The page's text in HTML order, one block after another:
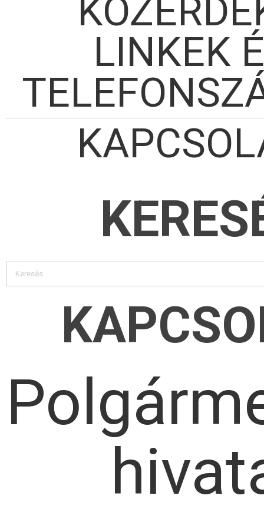
LINKEK